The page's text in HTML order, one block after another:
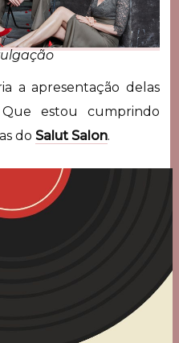
a apresentação delas
estou cumprindo
do Salut Salon.